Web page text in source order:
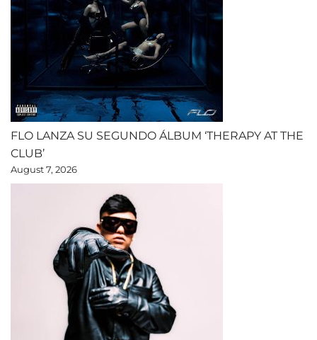
FLO LANZA SU SEGUNDO ÁLBUM ‘THERAPY AT THE
CLUB’
August 7, 2026